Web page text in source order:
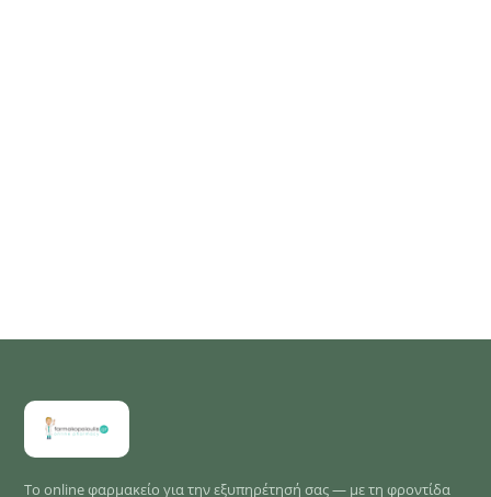
Το online φαρμακείο για την εξυπηρέτησή σας — με τη φροντίδα